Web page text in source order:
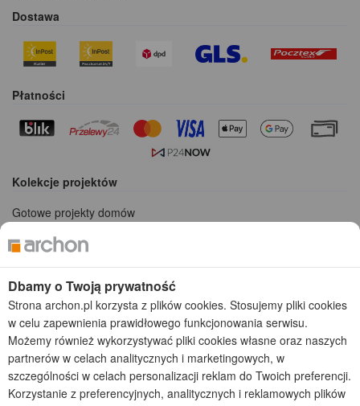
Dostawa
Płatności
Kolekcje projektów
Gotowe projekty domów
Projekty domów szeregowych
Projekty małych domów (do 150 m2)
Projekty domów wielorodzinnych
Projekty domów bliźniaczych
Projekty domów nowoczesnych
Projekty domów parterowych
2026 © ARCHON+ Biuro Projektów - Tradycyjne i nowoczesne gotowe
projekty domów - autorska pracownia architektoniczna założona w 1990r.
przez arch. Barbarę Mendel
Dbamy o Twoją prywatność
Strona archon.pl korzysta z plików cookies. Stosujemy pliki cookies
w celu zapewnienia prawidłowego funkcjonowania serwisu.
Możemy również wykorzystywać pliki cookies własne oraz naszych
partnerów w celach analitycznych i marketingowych, w
szczególności w celach personalizacji reklam do Twoich preferencji.
Korzystanie z preferencyjnych, analitycznych i reklamowych plików